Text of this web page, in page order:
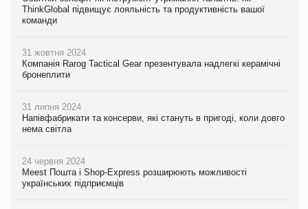
ThinkGlobal підвищує лояльність та продуктивність вашої
команди
31 жовтня 2024
Компанія Rarog Tactical Gear презентувала надлегкі керамічні
бронеплити
31 липня 2024
Напівфабрикати та консерви, які стануть в пригоді, коли довго
нема світла
24 червня 2024
Meest Пошта і Shop-Express розширюють можливості
українських підприємців